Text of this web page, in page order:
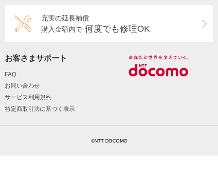
充実の延長補償
購入金額内で 何度でも修理OK
お客さまサポート
FAQ
お問い合わせ
サービス利用規約
特定商取引法に基づく表示
©NTT DOCOMO